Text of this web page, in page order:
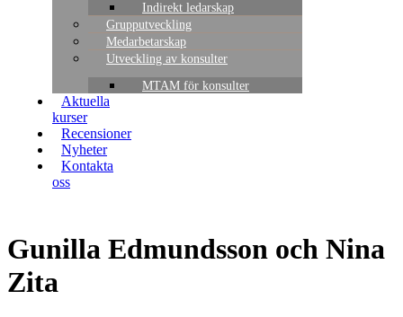
Indirekt ledarskap
Grupputveckling
Medarbetarskap
Utveckling av konsulter
MTAM för konsulter
Aktuella
kurser
Recensioner
Nyheter
Kontakta
oss
Gunilla Edmundsson och Nina
Zita